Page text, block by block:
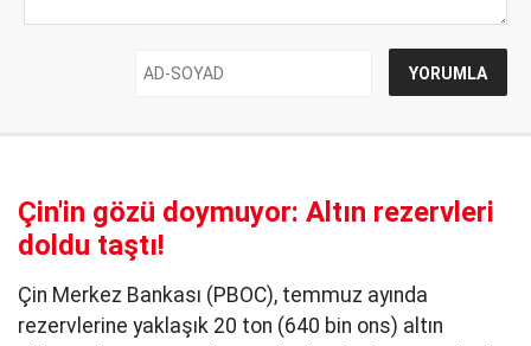
Çin'in gözü doymuyor: Altın rezervleri
doldu taştı!
Çin Merkez Bankası (PBOC), temmuz ayında
rezervlerine yaklaşık 20 ton (640 bin ons) altın